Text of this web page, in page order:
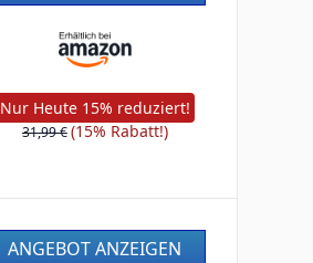
Nur Heute 15% reduziert!
31,99 €(15% Rabatt!)
ANGEBOT ANZEIGEN